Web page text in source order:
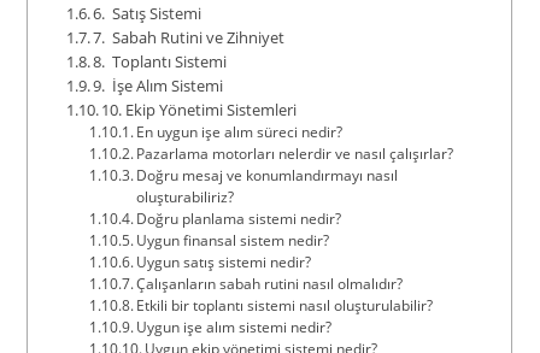
6. Satış Sistemi
7. Sabah Rutini ve Zihniyet
8. Toplantı Sistemi
9. İşe Alım Sistemi
10. Ekip Yönetimi Sistemleri
En uygun işe alım süreci nedir?
Pazarlama motorları nelerdir ve nasıl çalışırlar?
Doğru mesaj ve konumlandırmayı nasıl
oluşturabiliriz?
Doğru planlama sistemi nedir?
Uygun finansal sistem nedir?
Uygun satış sistemi nedir?
Çalışanların sabah rutini nasıl olmalıdır?
Etkili bir toplantı sistemi nasıl oluşturulabilir?
Uygun işe alım sistemi nedir?
Uygun ekip yönetimi sistemi nedir?